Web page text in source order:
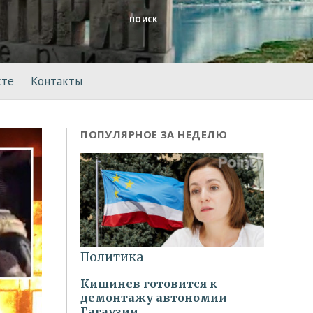
ПОИСК
Контакты
ПОПУЛЯРНОЕ ЗА НЕДЕЛЮ